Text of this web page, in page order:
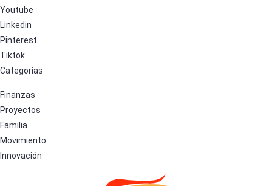
Youtube
Linkedin
Pinterest
Tiktok
Categorías
Finanzas
Proyectos
Familia
Movimiento
Innovación